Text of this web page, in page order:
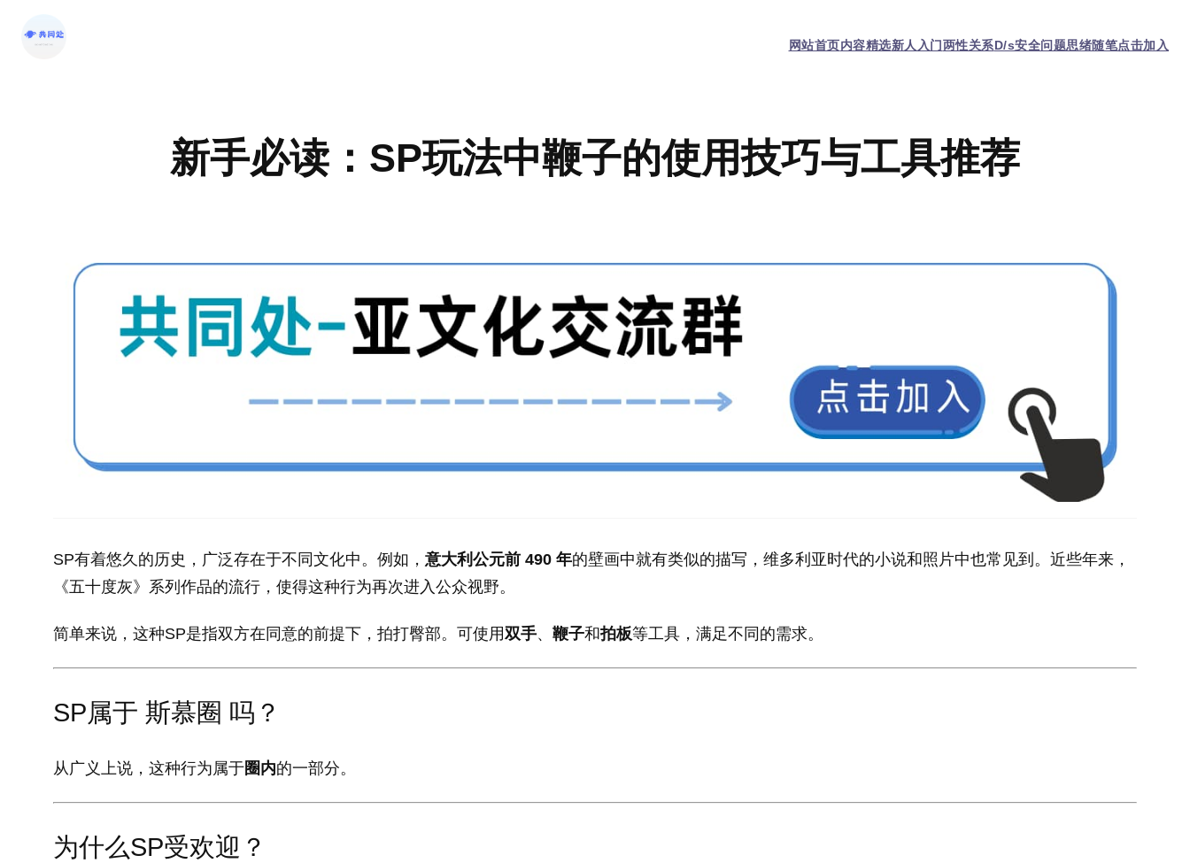
网站首页内容精选新人入门两性关系D/s安全问题思绪随笔点击加入
新手必读：SP玩法中鞭子的使用技巧与工具推荐
SP有着悠久的历史，广泛存在于不同文化中。例如， 意大利公元前 490 年的壁画中就有类似的描写，维多利亚时代的小说和照片中也常见到。近些年来，
《五十度灰》系列作品的流行，使得这种行为再次进入公众视野。
简单来说，这种SP是指双方在同意的前提下，拍打臀部。可使用双手、 鞭子和拍板等工具，满足不同的需求。
SP属于 斯慕圈 吗？
从广义上说，这种行为属于圈内的一部分。
为什么SP受欢迎？